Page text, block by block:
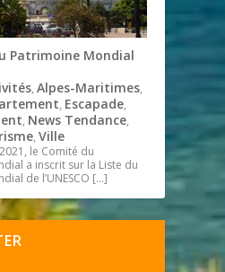
Patrimoine Mondial
,Alpes-Maritimes,
, Escapade,
, News Tendance,
,Ville
le Comité du
a inscrit sur la Liste du
de l’UNESCO […]